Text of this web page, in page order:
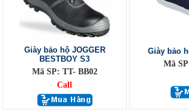
Giày bảo hộ JOGGER
BESTBOY S3
Mã SP: TT- BB02
Call
Giày bảo
Mã